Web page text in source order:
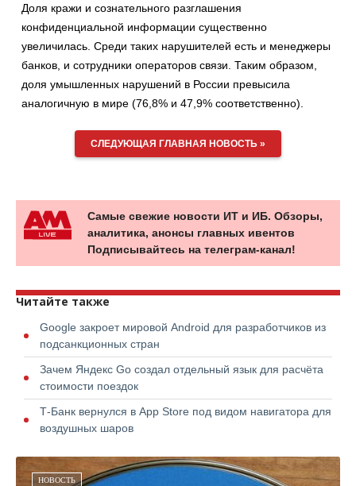
Доля кражи и сознательного разглашения
конфиденциальной информации существенно
увеличилась. Среди таких нарушителей есть и менеджеры
банков, и сотрудники операторов связи. Таким образом,
доля умышленных нарушений в России превысила
аналогичную в мире (76,8% и 47,9% соответственно).
СЛЕДУЮЩАЯ ГЛАВНАЯ НОВОСТЬ »
Самые свежие новости ИТ и ИБ. Обзоры,
аналитика, анонсы главных ивентов
Подписывайтесь на телеграм-канал!
Читайте также
Google закроет мировой Android для разработчиков из
подсанкционных стран
Зачем Яндекс Go создал отдельный язык для расчёта
стоимости поездок
Т-Банк вернулся в App Store под видом навигатора для
воздушных шаров
НОВОСТЬ